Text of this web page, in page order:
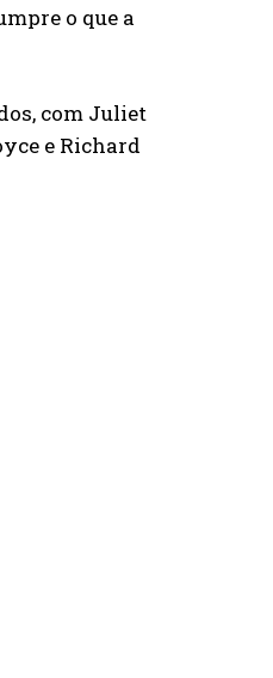
o que a
com Juliet
e Richard